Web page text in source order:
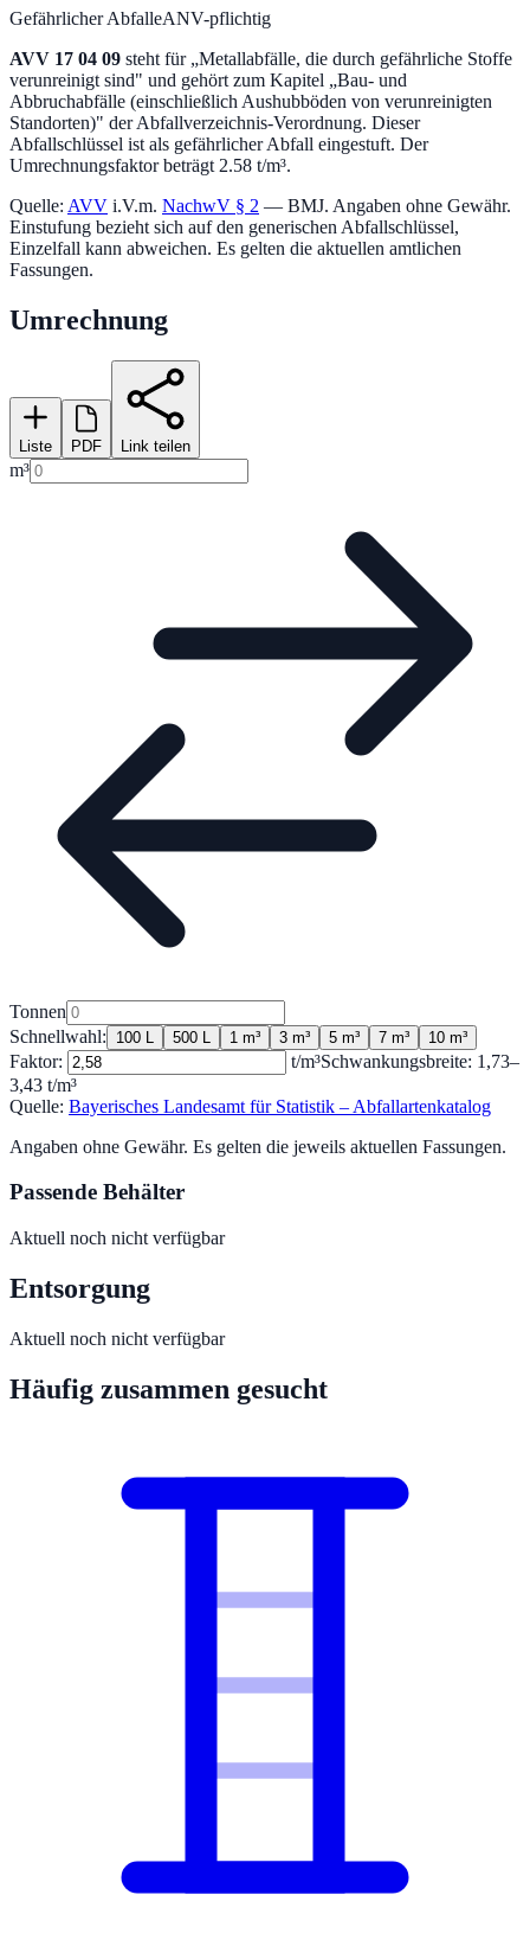
Gefährlicher AbfalleANV-pflichtig
AVV 17 04 09 steht für „Metallabfälle, die durch gefährliche Stoffe
verunreinigt sind" und gehört zum Kapitel „Bau- und
Abbruchabfälle (einschließlich Aushubböden von verunreinigten
Standorten)" der Abfallverzeichnis-Verordnung. Dieser
Abfallschlüssel ist als gefährlicher Abfall eingestuft. Der
Umrechnungsfaktor beträgt 2.58 t/m³.
Quelle: AVV i.V.m. NachwV § 2 — BMJ. Angaben ohne Gewähr.
Einstufung bezieht sich auf den generischen Abfallschlüssel,
Einzelfall kann abweichen. Es gelten die aktuellen amtlichen
Fassungen.
Umrechnung
Liste PDF Link teilen
m³
Tonnen
Schnellwahl:
100 L 500 L 1 m³ 3 m³ 5 m³ 7 m³ 10 m³
Faktor: t/m³Schwankungsbreite: 1,73–
3,43 t/m³
Quelle: Bayerisches Landesamt für Statistik – Abfallartenkatalog
Angaben ohne Gewähr. Es gelten die jeweils aktuellen Fassungen.
Passende Behälter
Aktuell noch nicht verfügbar
Entsorgung
Aktuell noch nicht verfügbar
Häufig zusammen gesucht